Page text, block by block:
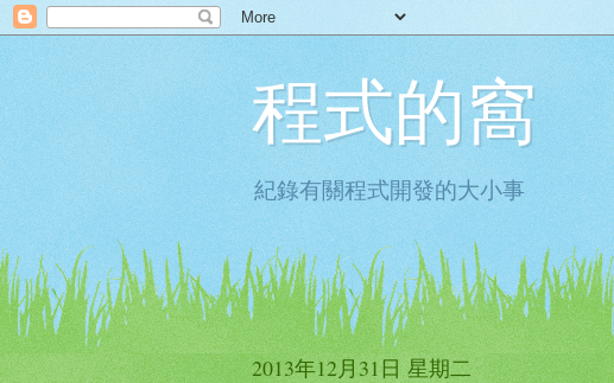
程式的窩
紀錄有關程式開發的大小事
2013年12月31日 星期二